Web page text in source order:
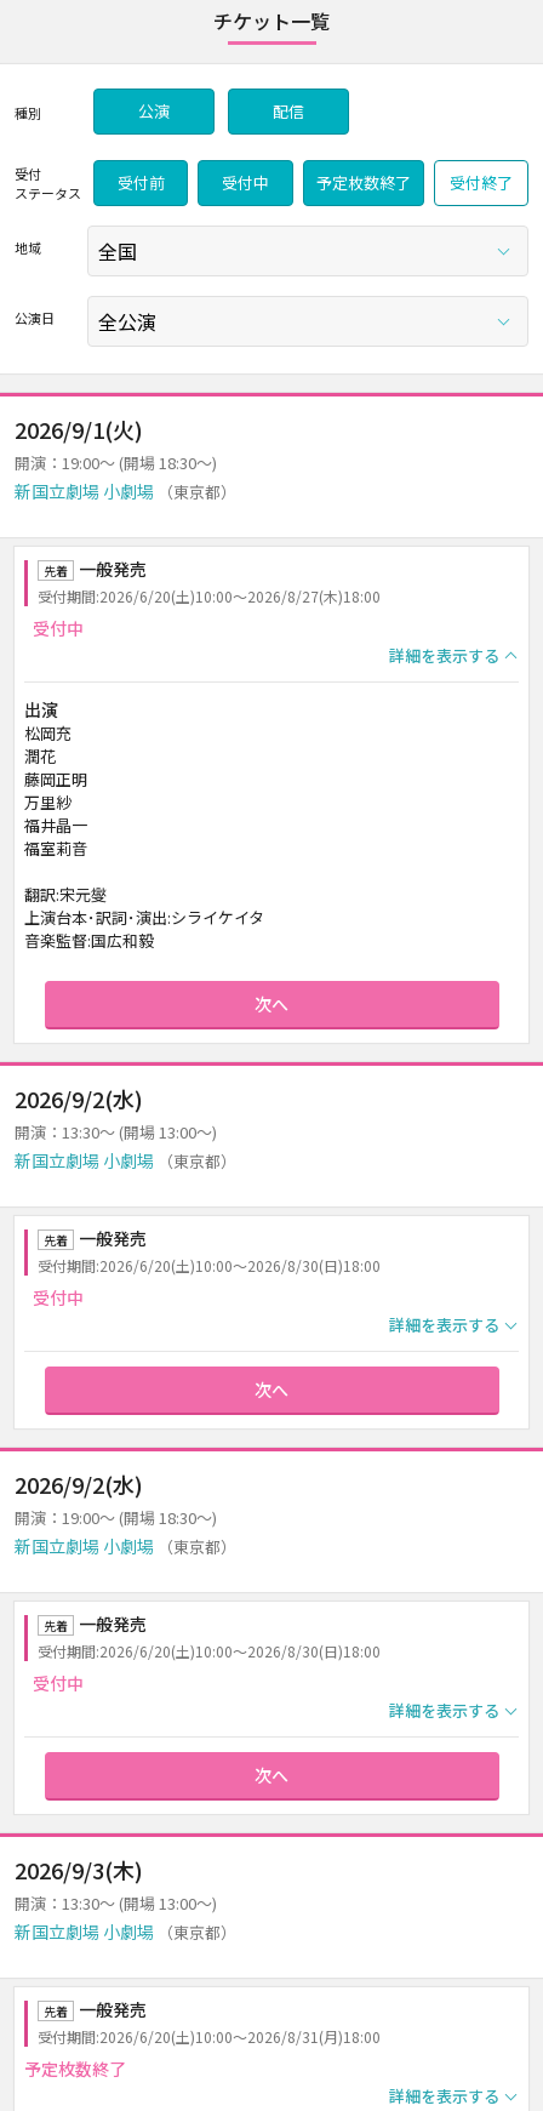
チケット一覧
種別 公演 配信
受付
ステータス
受付前 受付中 予定枚数終了 受付終了
地域
公演日
2026/9/1(火)
開演：19:00～ (開場 18:30～)
新国立劇場 小劇場 （東京都）
先着 一般発売
受付期間:2026/6/20(土)10:00～2026/8/27(木)18:00
受付中
詳細を表示する
出演
松岡充
潤花
藤岡正明
万里紗
福井晶一
福室莉音
翻訳:宋元燮
上演台本･訳詞･演出:シライケイタ
音楽監督:国広和毅
次へ
2026/9/2(水)
開演：13:30～ (開場 13:00～)
新国立劇場 小劇場 （東京都）
先着 一般発売
受付期間:2026/6/20(土)10:00～2026/8/30(日)18:00
受付中
詳細を表示する
次へ
2026/9/2(水)
開演：19:00～ (開場 18:30～)
新国立劇場 小劇場 （東京都）
先着 一般発売
受付期間:2026/6/20(土)10:00～2026/8/30(日)18:00
受付中
詳細を表示する
次へ
2026/9/3(木)
開演：13:30～ (開場 13:00～)
新国立劇場 小劇場 （東京都）
先着 一般発売
受付期間:2026/6/20(土)10:00～2026/8/31(月)18:00
予定枚数終了
詳細を表示する